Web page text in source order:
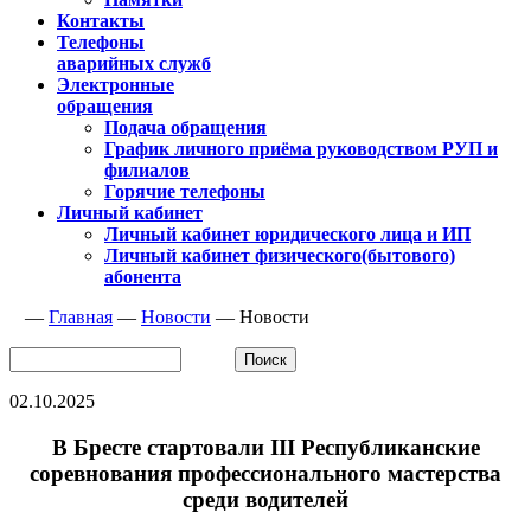
Контакты
Телефоны
аварийных служб
Электронные
обращения
Подача обращения
График личного приёма руководством РУП и
филиалов
Горячие телефоны
Личный кабинет
Личный кабинет юридического лица и ИП
Личный кабинет физического(бытового)
абонента
— Главная — Новости — Новости
02.10.2025
В Бресте стартовали III Республиканские
соревнования профессионального мастерства
среди водителей